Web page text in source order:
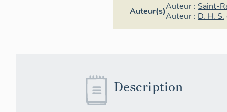
Auteur(s)Auteur : Saint-
Auteur : D. H. S.
Description